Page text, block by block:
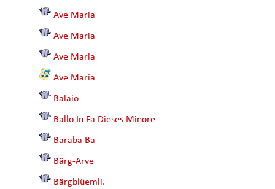
Ave Maria
Ave Maria
Ave Maria
Ave Maria
Balaio
Ballo In Fa Dieses Minore
Baraba Ba
Bärg-Arve
Bärgblüemli.